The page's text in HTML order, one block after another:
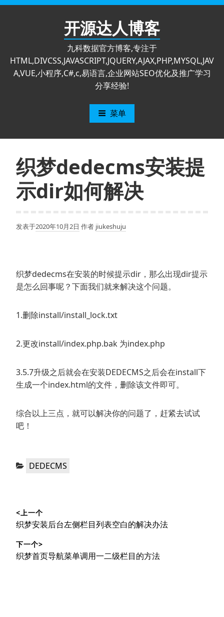
跳
开源达人博客
九科数据官方博客,专注于
HTML,DIVCSS,JAVASCRIPT,JQUERY,AJAX,PHP,MYSQL,JAV
A,VUE,小程序,C#,c,易语言,企业网站SEO优化及推广学习
分享经验!
菜单
织梦dedecms安装提
示dir如何解决
发表于2020年10月2日 作者 jiukeshuju
织梦dedecms在安装的时候提示dir，那么出现dir提示
是怎么回事呢？下面我们就来解决这个问题。
1.删除install/install_lock.txt
2.更改install/index.php.bak 为index.php
3.5.7升级之后就会在安装DEDECMS之后会在install下
生成一个index.html的文件，删除该文件即可。
综合以上三点，就可以解决你的问题了，赶紧去试试
吧！
分
DEDECMS
章
导
航
<上一个
上
文
章：
织梦安装后台左侧栏目列表空白的解决办法
下一个>
下
织梦首页导航菜单调用一二级栏目的方法